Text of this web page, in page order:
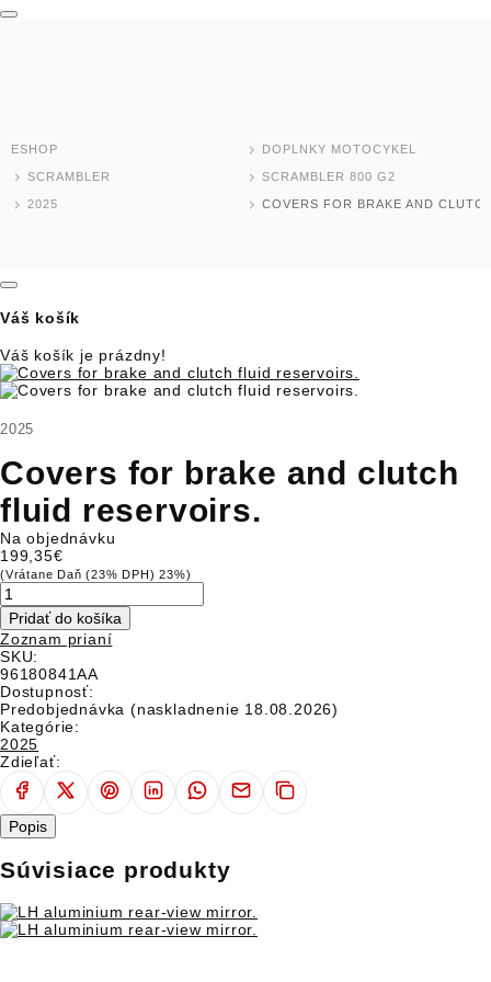
ESHOP
NOVINKY
DEALER LOCATOR
DUCATI CLUB
CESTOVATELSKÉ EXPEDÍCIE
SERVICE
APLIKÁCIE
WORLD DUCATI WEEK
SPOLOČENSKÁ ZODPOVEDNOSŤ FIRIEM
ESHOP DOPLNKY MOTOCYKEL
SCRAMBLER SCRAMBLER 800 G2
2025 COVERS FOR BRAKE AND
Váš košík
Váš košík je prázdny!
2025
Covers for brake and clutch
fluid reservoirs.
Na objednávku
199,35€
(Vrátane Daň (23% DPH) 23%)
Pridať do košíka
Zoznam prianí
SKU:
96180841AA
Dostupnosť:
Predobjednávka (naskladnenie 18.08.2026)
Kategórie:
2025
Zdieľať:
Popis
Súvisiace produkty